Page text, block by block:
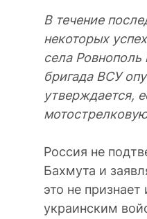
В течение
некоторых
села
бригада ВСУ
утверждается,
Россия не
Бахмута и
это не
украинским